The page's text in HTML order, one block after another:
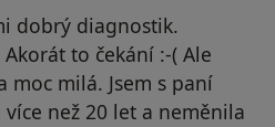
dobrý diagnostik.
to čekání :-( Ale
moc milá. Jsem s paní
než 20 let a neměnila